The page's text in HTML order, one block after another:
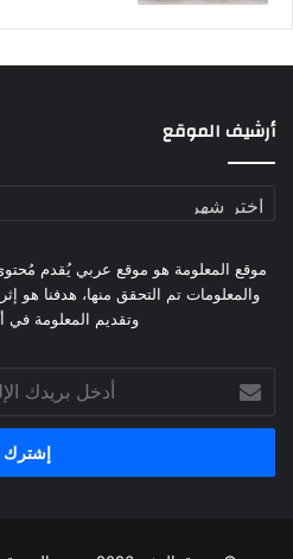
أرشيف الموقع
أرشيف
موقع المعلومة هو موقع عربي يُقدم
والمعلومات تم التحقق منها، هدفنا هو
وتقديم المعلومة
بريدك
الإلكتروني